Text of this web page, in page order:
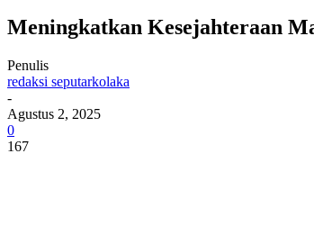
Meningkatkan Kesejahteraan
Penulis
redaksi seputarkolaka
-
Agustus 2, 2025
0
167